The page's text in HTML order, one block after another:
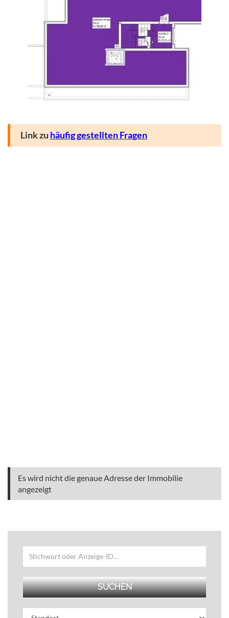
Link zu häufig gestellten Fragen
Es wird nicht die genaue Adresse der Immobilie
angezeigt